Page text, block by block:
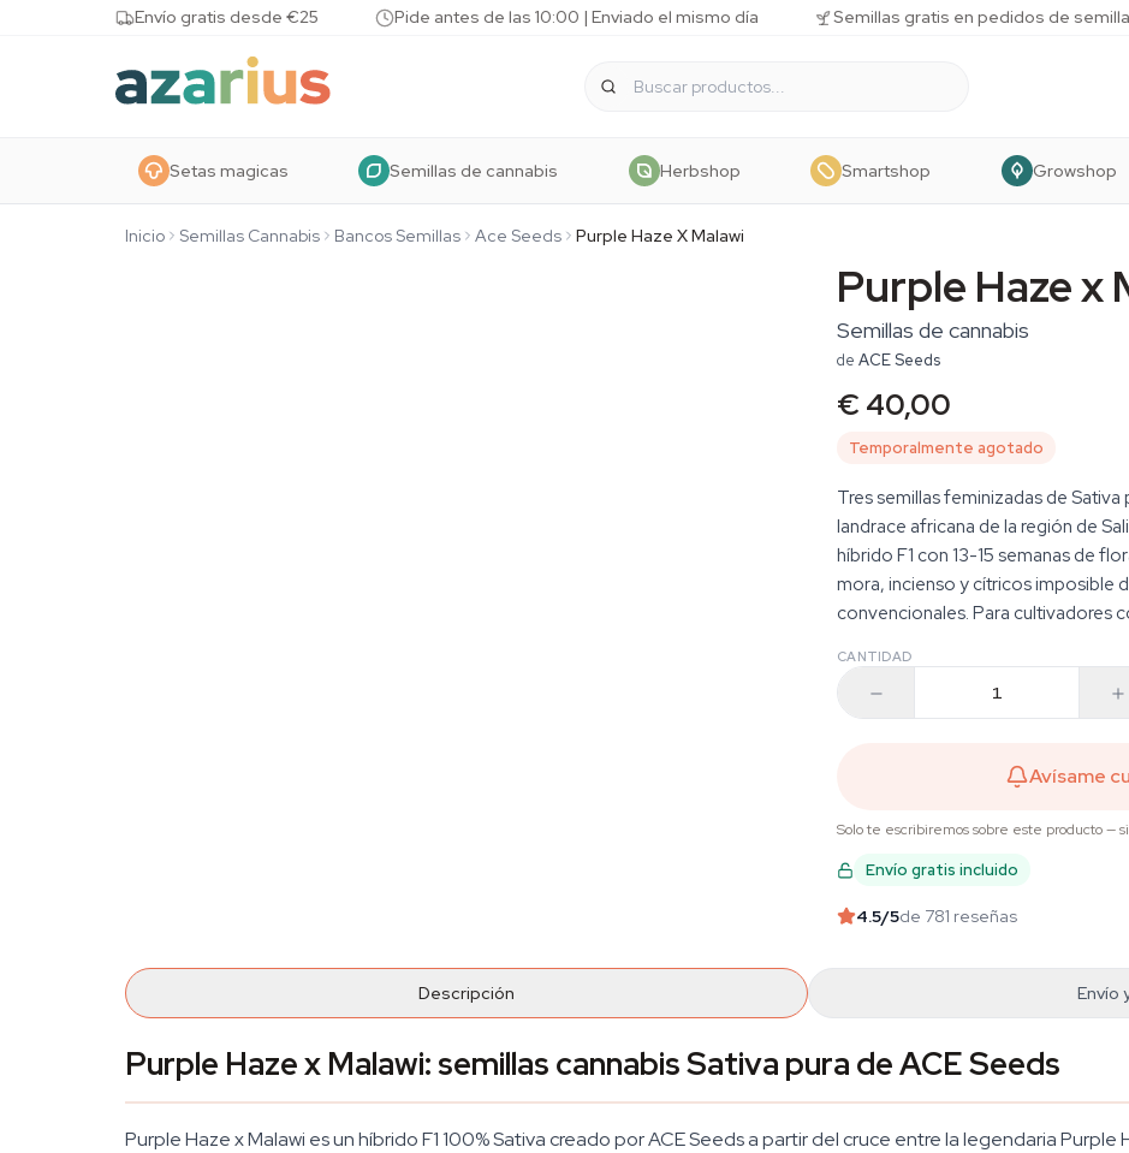
Skip to contentEnvío gratis desde €25 Pide antes de las 10:00 | Enviado el mismo día Semillas gratis en pedidos de
Setas magicas Semillas de cannabis Herbshop Smartshop Growshop
Inicio Semillas Cannabis Bancos Semillas Ace Seeds Purple Haze X Malawi
Purple Haze x
Semillas de cannabis
de ACE Seeds
€ 40,00
Temporalmente agotado
Tres semillas feminizadas de Sativa
landrace africana de la región de
híbrido F1 con 13-15 semanas de
mora, incienso y cítricos imposible
convencionales. Para cultivadores
CANTIDAD
Avísame
Solo te escribiremos sobre este producto —
Envío gratis incluido
4.5/5de 781 reseñas
Descripción Envío
Purple Haze x Malawi: semillas cannabis Sativa pura de ACE Seeds
Purple Haze x Malawi es un híbrido F1 100% Sativa creado por ACE Seeds a partir del cruce entre la legendaria